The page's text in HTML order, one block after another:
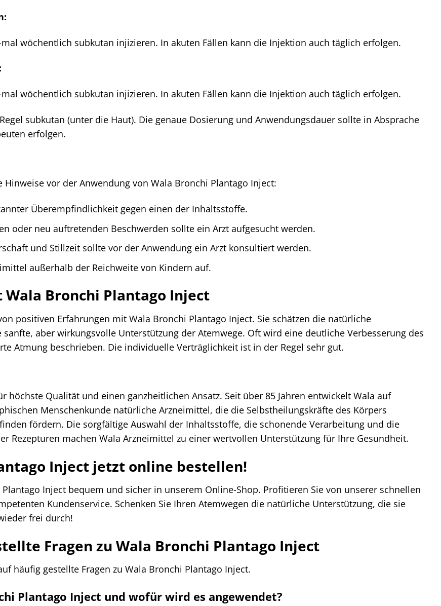
wöchentlich subkutan injizieren. In akuten Fällen kann die Injektion auch täglich erfolgen.
wöchentlich subkutan injizieren. In akuten Fällen kann die Injektion auch täglich erfolgen.
subkutan (unter die Haut). Die genaue Dosierung und Anwendungsdauer sollte in Absprache
erfolgen.
Hinweise vor der Anwendung von Wala Bronchi Plantago Inject:
Überempfindlichkeit gegen einen der Inhaltsstoffe.
oder neu auftretenden Beschwerden sollte ein Arzt aufgesucht werden.
und Stillzeit sollte vor der Anwendung ein Arzt konsultiert werden.
außerhalb der Reichweite von Kindern auf.
Bronchi Plantago Inject
positiven Erfahrungen mit Wala Bronchi Plantago Inject. Sie schätzen die natürliche
aber wirkungsvolle Unterstützung der Atemwege. Oft wird eine deutliche Verbesserung des
Atmung beschrieben. Die individuelle Verträglichkeit ist in der Regel sehr gut.
höchste Qualität und einen ganzheitlichen Ansatz. Seit über 85 Jahren entwickelt Wala auf
Menschenkunde natürliche Arzneimittel, die die Selbstheilungskräfte des Körpers
fördern. Die sorgfältige Auswahl der Inhaltsstoffe, die schonende Verarbeitung und die
Rezepturen machen Wala Arzneimittel zu einer wertvollen Unterstützung für Ihre Gesundheit.
Inject jetzt online bestellen!
Inject bequem und sicher in unserem Online-Shop. Profitieren Sie von unserer schnellen
Kundenservice. Schenken Sie Ihren Atemwegen die natürliche Unterstützung, die sie
frei durch!
Fragen zu Wala Bronchi Plantago Inject
häufig gestellte Fragen zu Wala Bronchi Plantago Inject.
Plantago Inject und wofür wird es angewendet?